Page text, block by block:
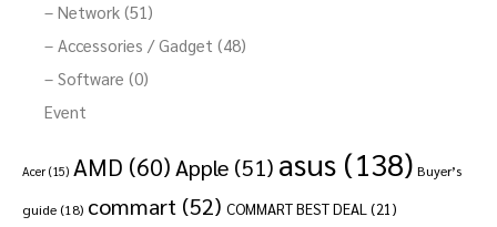
– Network (51)
– Accessories / Gadget (48)
– Software (0)
Event
Acer (15) AMD (60)Apple (51) asus (138) Buyer’s
guide (18) commart (52) COMMART BEST DEAL (21)